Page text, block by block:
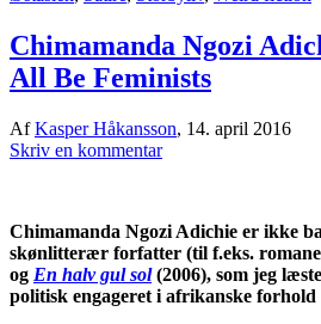
Chimamanda Ngozi
All Be Feminists
AfKasper Håkansson, 14. april 2016
Skriv en kommentar
Chimamanda Ngozi Adichie er ikke
skønlitterær forfatter (til f.eks.
og En halv gul sol(2006), som jeg
politisk engageret i afrikanske